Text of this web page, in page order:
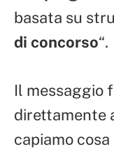
basata su
di concorso“.
Il messaggio
direttamente
capiamo